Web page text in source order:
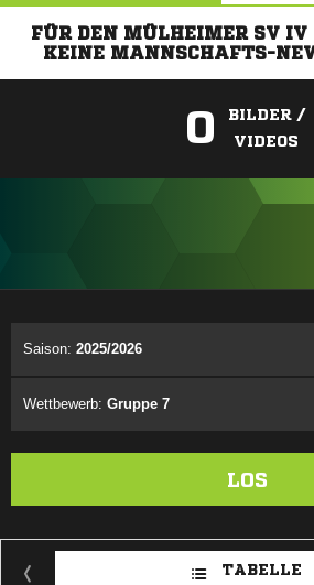
FÜR DEN MÜLHEIMER SV IV
KEINE MANNSCHAFTS-
0
BILDER /
VIDEOS
Saison: 2025/2026
Wettbewerb: Gruppe 7
LOS
TABELLE